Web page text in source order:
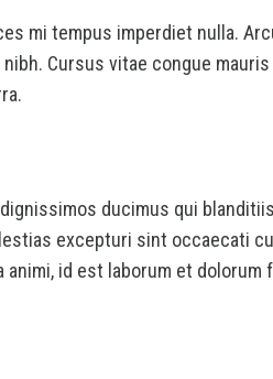
mi tempus imperdiet nulla.
Cursus vitae congue
ducimus qui
excepturi sint occaecati
id est laborum et dolorum